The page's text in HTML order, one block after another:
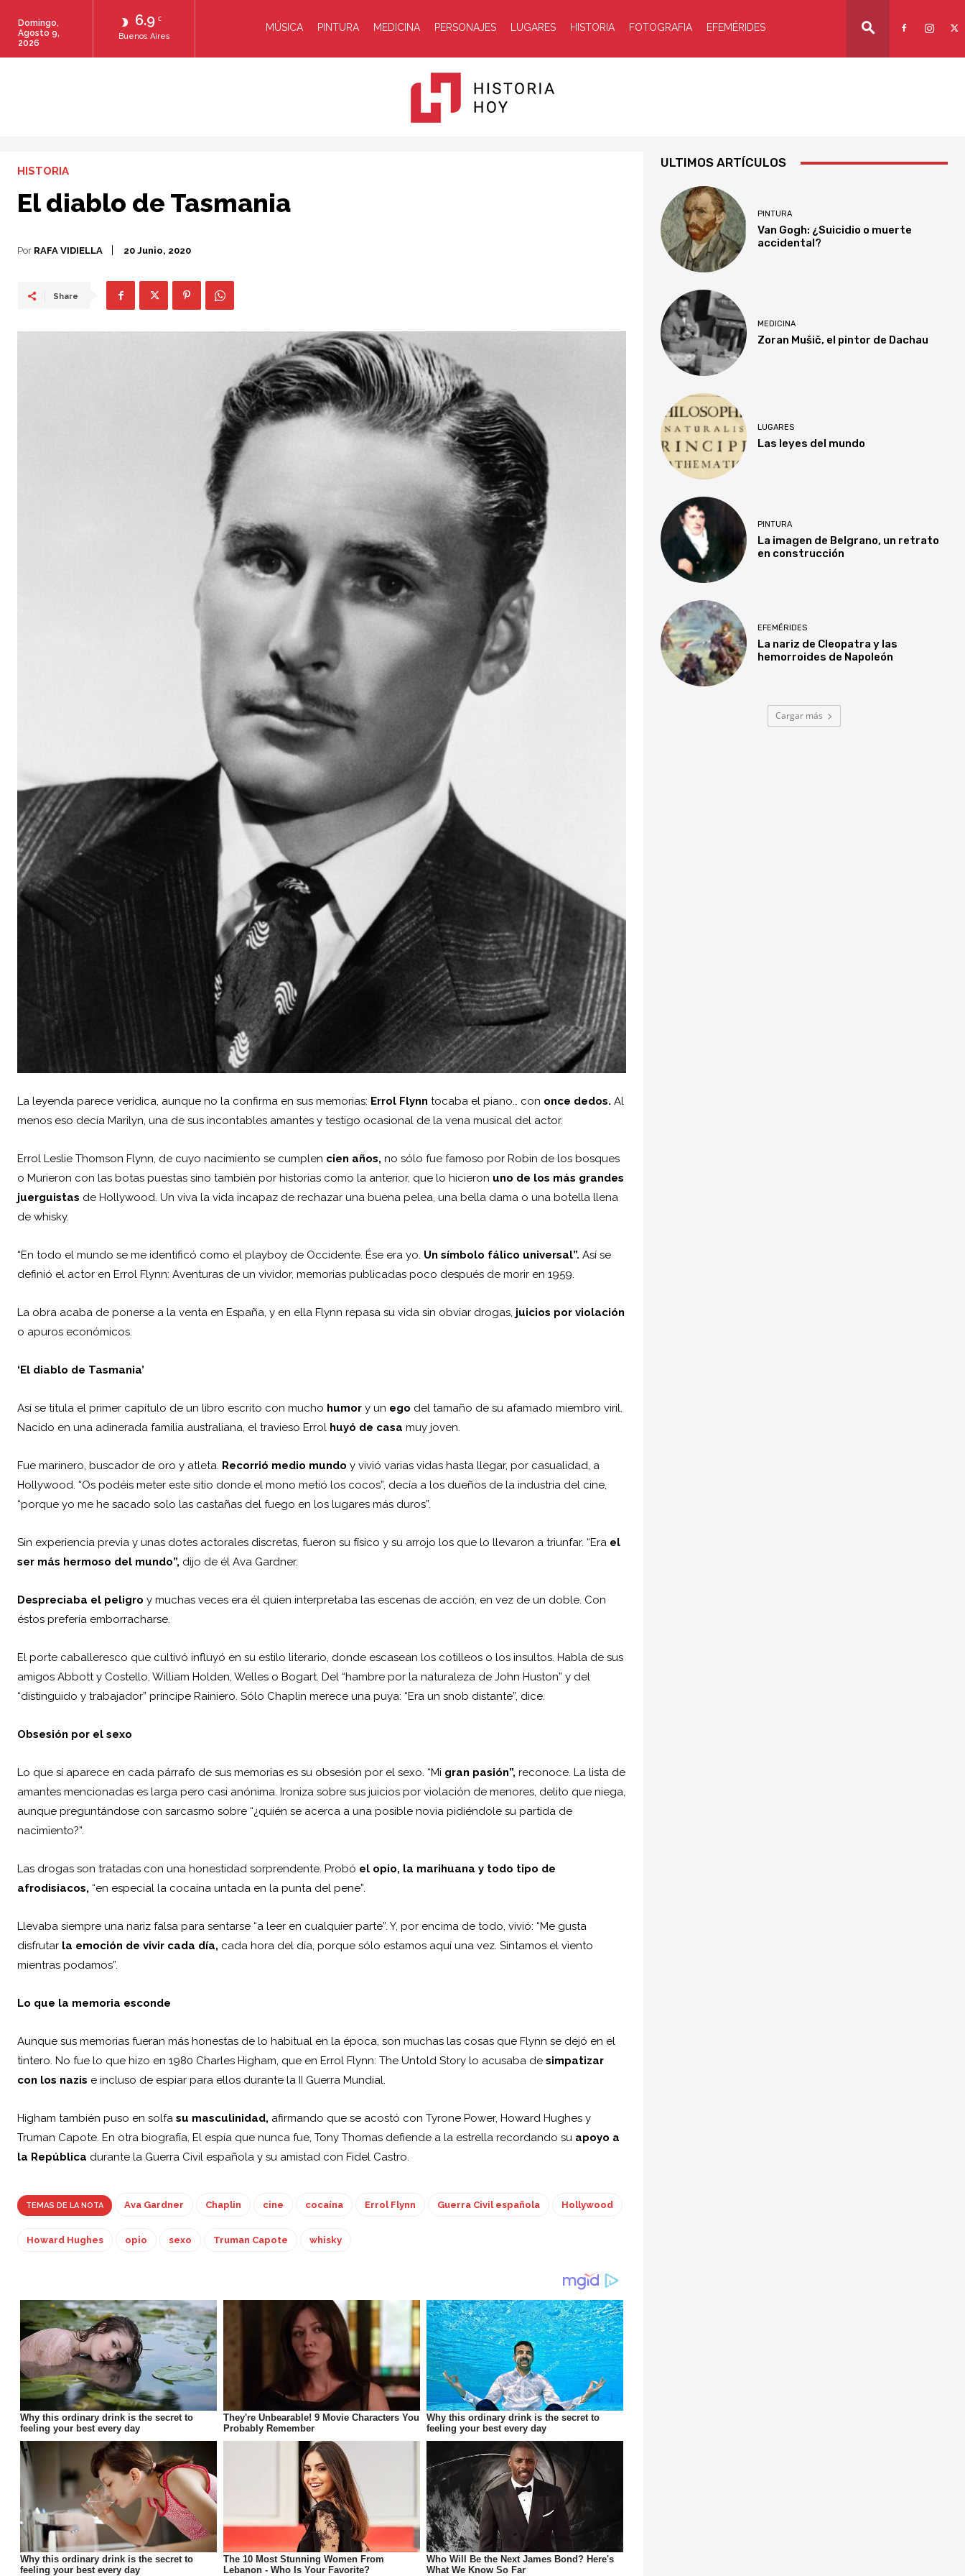
6.9 C
Buenos Aires
Domingo,
Agosto 9,
2026
MÚSICA PINTURA MEDICINA PERSONAJES LUGARES HISTORIA FOTOGRAFIA EFEMÉRIDES
HISTORIA
El diablo de Tasmania
Por RAFA VIDIELLA 20 Junio, 2020
Share
La leyenda parece verídica, aunque no la confirma en sus memorias: Errol Flynn tocaba el piano… con once dedos. Al
menos eso decía Marilyn, una de sus incontables amantes y testigo ocasional de la vena musical del actor.
Errol Leslie Thomson Flynn, de cuyo nacimiento se cumplen cien años, no sólo fue famoso por Robin de los bosques
o Murieron con las botas puestas sino también por historias como la anterior, que lo hicieron uno de los más grandes
juerguistas de Hollywood. Un viva la vida incapaz de rechazar una buena pelea, una bella dama o una botella llena
de whisky.
“En todo el mundo se me identificó como el playboy de Occidente. Ése era yo. Un símbolo fálico universal”. Así se
definió el actor en Errol Flynn: Aventuras de un vividor, memorias publicadas poco después de morir en 1959.
La obra acaba de ponerse a la venta en España, y en ella Flynn repasa su vida sin obviar drogas, juicios por violación
o apuros económicos.
‘El diablo de Tasmania’
Así se titula el primer capítulo de un libro escrito con mucho humor y un ego del tamaño de su afamado miembro viril.
Nacido en una adinerada familia australiana, el travieso Errol huyó de casa muy joven.
Fue marinero, buscador de oro y atleta. Recorrió medio mundo y vivió varias vidas hasta llegar, por casualidad, a
Hollywood. “Os podéis meter este sitio donde el mono metió los cocos”, decía a los dueños de la industria del cine,
“porque yo me he sacado solo las castañas del fuego en los lugares más duros”.
Sin experiencia previa y unas dotes actorales discretas, fueron su físico y su arrojo los que lo llevaron a triunfar. “Era el
ser más hermoso del mundo”, dijo de él Ava Gardner.
Despreciaba el peligro y muchas veces era él quien interpretaba las escenas de acción, en vez de un doble. Con
éstos prefería emborracharse.
El porte caballeresco que cultivó influyó en su estilo literario, donde escasean los cotilleos o los insultos. Habla de sus
amigos Abbott y Costello, William Holden, Welles o Bogart. Del “hambre por la naturaleza de John Huston” y del
“distinguido y trabajador” príncipe Rainiero. Sólo Chaplin merece una puya: “Era un snob distante”, dice.
Obsesión por el sexo
Lo que sí aparece en cada párrafo de sus memorias es su obsesión por el sexo. “Mi gran pasión”, reconoce. La lista de
amantes mencionadas es larga pero casi anónima. Ironiza sobre sus juicios por violación de menores, delito que niega,
aunque preguntándose con sarcasmo sobre “¿quién se acerca a una posible novia pidiéndole su partida de
nacimiento?”.
Las drogas son tratadas con una honestidad sorprendente. Probó el opio, la marihuana y todo tipo de
afrodisiacos, “en especial la cocaína untada en la punta del pene”.
Llevaba siempre una nariz falsa para sentarse “a leer en cualquier parte”. Y, por encima de todo, vivió: “Me gusta
disfrutar la emoción de vivir cada día, cada hora del día, porque sólo estamos aquí una vez. Sintamos el viento
mientras podamos”.
Lo que la memoria esconde
Aunque sus memorias fueran más honestas de lo habitual en la época, son muchas las cosas que Flynn se dejó en el
tintero. No fue lo que hizo en 1980 Charles Higham, que en Errol Flynn: The Untold Story lo acusaba de simpatizar
con los nazis e incluso de espiar para ellos durante la II Guerra Mundial.
Higham también puso en solfa su masculinidad, afirmando que se acostó con Tyrone Power, Howard Hughes y
Truman Capote. En otra biografía, El espía que nunca fue, Tony Thomas defiende a la estrella recordando su apoyo a
la República durante la Guerra Civil española y su amistad con Fidel Castro.
TEMAS DE LA NOTA Ava Gardner Chaplin cine cocaína Errol Flynn Guerra Civil española Hollywood
Howard Hughes opio sexo Truman Capote whisky
ULTIMOS ARTÍCULOS
PINTURA
Van Gogh: ¿Suicidio o muerte
accidental?
MEDICINA
Zoran Mušič, el pintor de Dachau
LUGARES
Las leyes del mundo
PINTURA
La imagen de Belgrano, un retrato
en construcción
EFEMÉRIDES
La nariz de Cleopatra y las
hemorroides de Napoleón
Cargar más